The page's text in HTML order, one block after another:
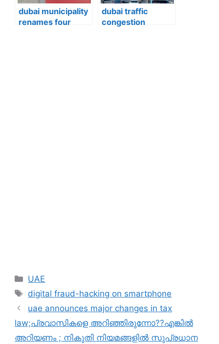
dubai municipality
renames four
dubai traffic
congestion
Categories
UAE
Tags
digital fraud-hacking on smartphone
uae announces major changes in tax
law;പ്രവാസികളെ അറിഞ്ഞിരുന്നോ??എങ്കിൽ
അറിയണം ; നികുതി നിയമങ്ങളിൽ സുപ്രധാന